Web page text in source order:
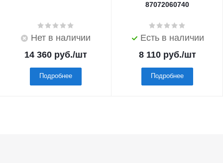
Нет в наличии
14 360 руб./шт
Подробнее
87072060740
Есть в наличии
8 110руб./шт
Подробнее